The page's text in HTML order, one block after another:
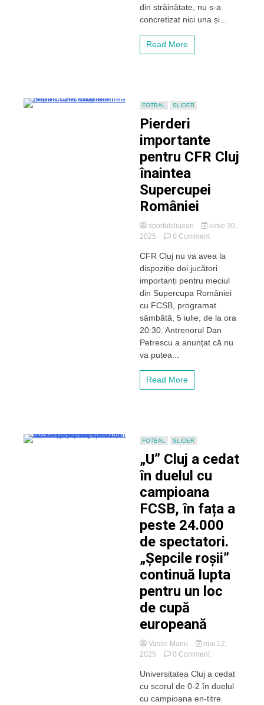
pentru
FCSB!
din străinătate, nu s-a
concretizat nici una și...
Read More
FOTBAL SLIDER
Pierderi
importante
pentru CFR Cluj
înaintea
Supercupei
României
sportulclujean
iunie 30,
2025
0 Commenton
importante
pentru
CFR
Cluj
Supercupei
României
CFR Cluj nu va avea la
dispoziție doi jucători
importanți pentru meciul
din Supercupa României
cu FCSB, programat
sâmbătă, 5 iulie, de la ora
20:30. Antrenorul Dan
Petrescu a anunțat că nu
va putea...
Read More
FOTBAL SLIDER
„U” Cluj a cedat
în duelul cu
campioana
FCSB, în fața a
peste 24.000
de spectatori.
„Șepcile roșii”
continuă lupta
pentru un loc
de cupă
europeană
Vasile Manu
mai 12,
2025
0 Commenton
Cluj
a
cedat
Universitatea Cluj a cedat
cu scorul de 0-2 în duelul
cu campioana en-titre